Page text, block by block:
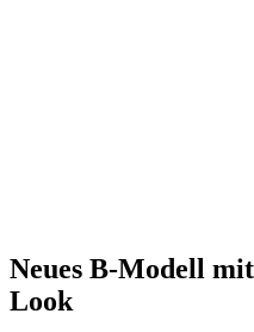
Neues B-Modell
Look